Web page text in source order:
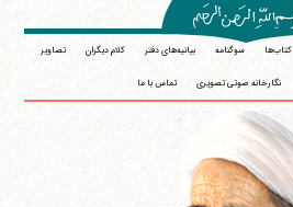
کتاب‌ها سوگنامه بیانیه‌های دفتر کلام دیگران تصاویر
نگارخانه صوتی تصویری تماس با ما